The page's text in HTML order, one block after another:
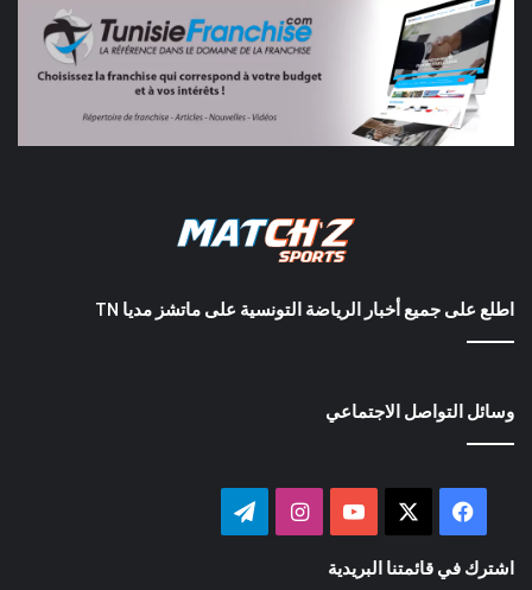
اطلع على جميع أخبار الرياضة التونسية على ماتشز مديا TN
وسائل التواصل الاجتماعي
فيسبوك ‫YouTubeانستقرام
اشترك في قائمتنا البريدية